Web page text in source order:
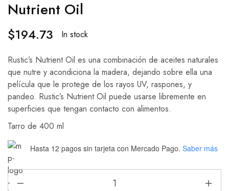
Nutrient Oil
$194.73 In stock
Rustic’s Nutrient Oil es una combinación de aceites naturales
que nutre y acondiciona la madera, dejando sobre ella una
película que le protege de los rayos UV, raspones, y
pandeo. Rustic’s Nutrient Oil puede usarse libremente en
superficies que tengan contacto con alimentos.
Tarro de 400 ml
Hasta 12 pagos sin tarjeta con Mercado Pago. Saber más